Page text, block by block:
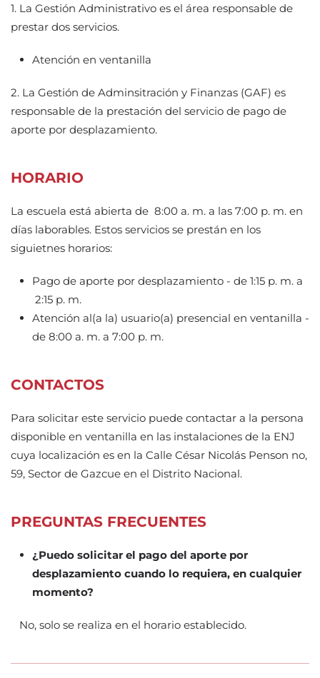
1. La Gestión Administrativo es el área responsable de
prestar dos servicios.
Atención en ventanilla
2. La Gestión de Adminsitración y Finanzas (GAF) es
responsable de la prestación del servicio de pago de
aporte por desplazamiento.
HORARIO
La escuela está abierta de 8:00 a. m. a las 7:00 p. m. en
días laborables. Estos servicios se prestán en los
siguietnes horarios:
Pago de aporte por desplazamiento - de 1:15 p. m. a
2:15 p. m.
Atención al(a la) usuario(a) presencial en ventanilla -
de 8:00 a. m. a 7:00 p. m.
CONTACTOS
Para solicitar este servicio puede contactar a la persona
disponible en ventanilla en las instalaciones de la ENJ
cuya localización es en la Calle César Nicolás Penson no,
59, Sector de Gazcue en el Distrito Nacional.
PREGUNTAS FRECUENTES
¿Puedo solicitar el pago del aporte por
desplazamiento cuando lo requiera, en cualquier
momento?
No, solo se realiza en el horario establecido.